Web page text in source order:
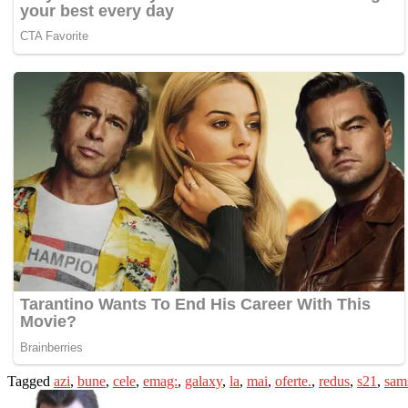
Tagged azi, bune, cele, emag:, galaxy, la, mai, oferte., redus, s21 ,